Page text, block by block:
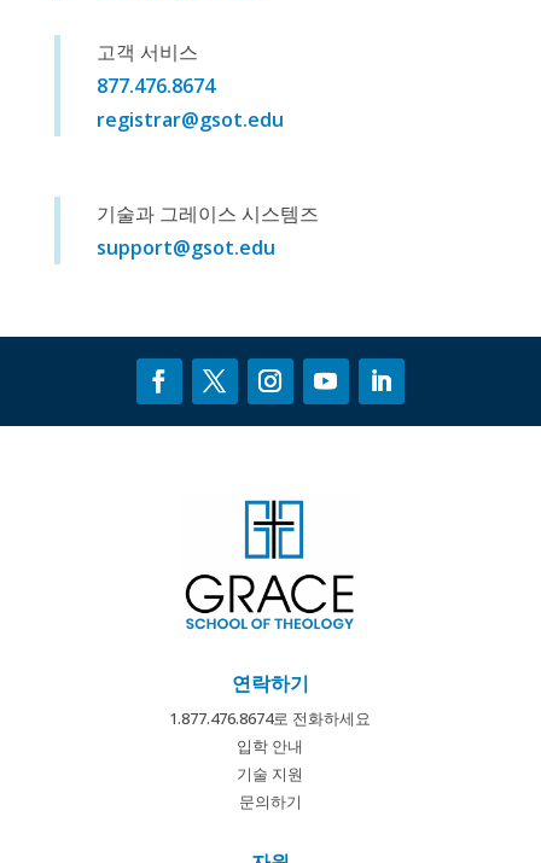
고객 서비스
877.476.8674
registrar@gsot.edu
기술과 그레이스 시스템즈
support@gsot.edu
연락하기
1.877.476.8674로 전화하세요
입학 안내
기술 지원
문의하기